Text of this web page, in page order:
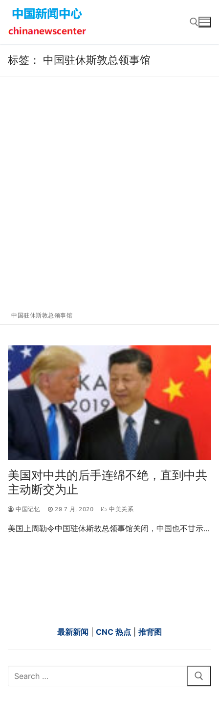
content
Search for:
标签： 中国驻休斯敦总领事馆
中国驻休斯敦总领事馆
美国对中共的后手连绵不绝，直到中共
主动断交为止
中国记忆 29 7 月, 2020 中美关系
美国上周勒令中国驻休斯敦总领事馆关闭，中国也不甘示…
最新新闻 CNC 热点 推背图
Search